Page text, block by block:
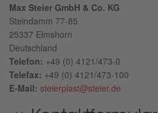
Max Steier GmbH & Co. KG
Steindamm 77-85
25337 Elmshorn
Deutschland
Telefon: +49 (0) 4121/473-0
Telefax: +49 (0) 4121/473-100
E-Mail: steierplast@steier.de